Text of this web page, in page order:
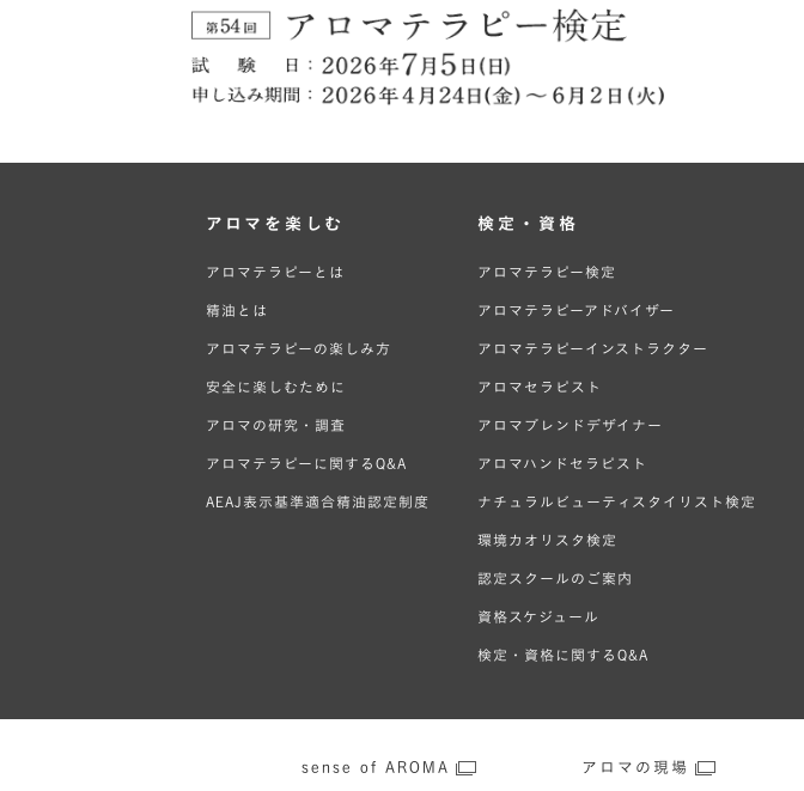
アロマを楽しむ
アロマテラピーとは
精油とは
アロマテラピーの楽しみ方
安全に楽しむために
アロマの研究・調査
アロマテラピーに関するQ&A
AEAJ表示基準適合精油認定制度
検定・資格
アロマテラピー検定
アロマテラピーアドバイザー
アロマテラピーインストラクター
アロマセラピスト
アロマブレンドデザイナー
アロマハンドセラピスト
ナチュラルビューティスタイリスト検定
環境カオリスタ検定
認定スクールのご案内
資格スケジュール
検定・資格に関するQ&A
sense of AROMA アロマの現場